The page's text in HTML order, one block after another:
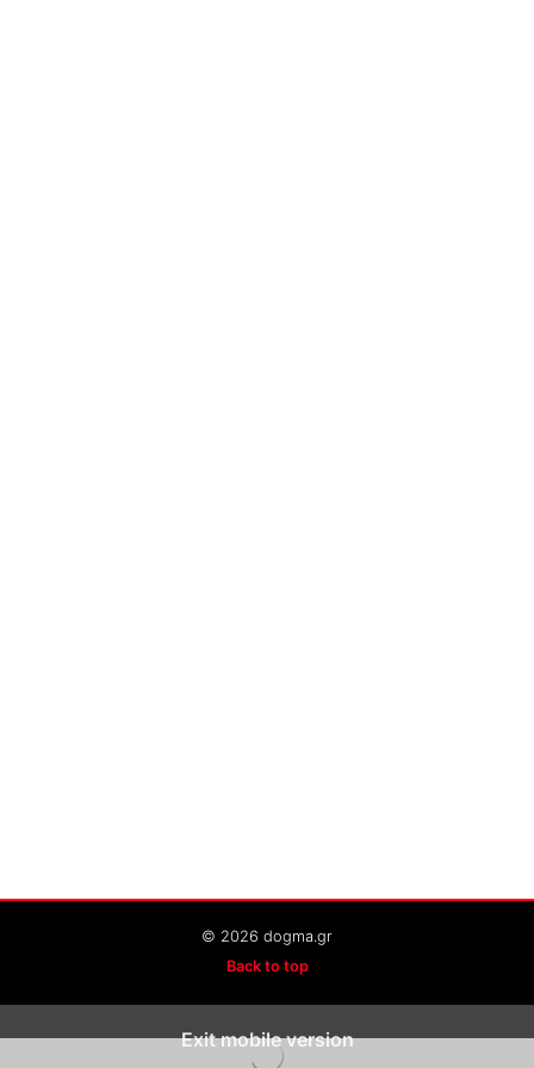
© 2026 dogma.gr
Back to top
Exit mobile version